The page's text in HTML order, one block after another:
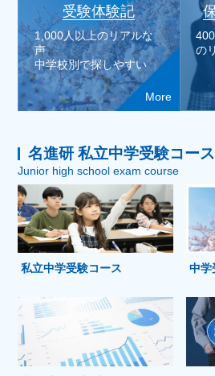
受験体験記
1,000人以上のリアルな
声
中学校別で探しやすい
More
の
名進研 私立中学受験コース
Junior high school exam course
私立中学受験コース 中学